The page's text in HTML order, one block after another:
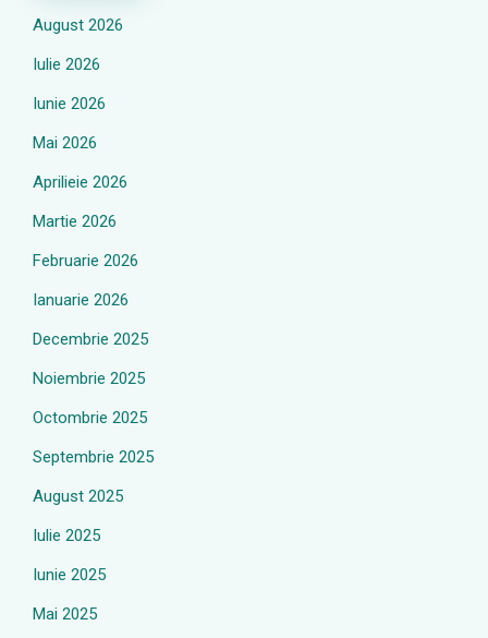
August 2026
Iulie 2026
Iunie 2026
Mai 2026
Aprilieie 2026
Martie 2026
Februarie 2026
Ianuarie 2026
Decembrie 2025
Noiembrie 2025
Octombrie 2025
Septembrie 2025
August 2025
Iulie 2025
Iunie 2025
Mai 2025